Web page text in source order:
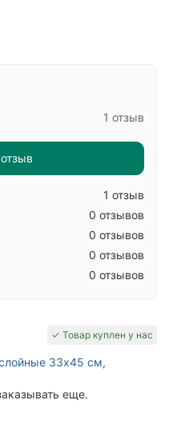
1 отзыв
1 отзыв
0 отзывов
0 отзывов
0 отзывов
0 отзывов
✓ Товар куплен у нас
33х45 см,
еще.